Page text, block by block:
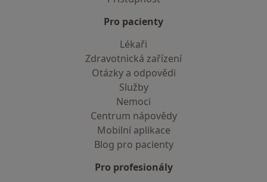
Pro pacienty
Lékaři
Zdravotnická zařízení
Otázky a odpovědi
Služby
Nemoci
Centrum nápovědy
Mobilní aplikace
Blog pro pacienty
Pro profesionály